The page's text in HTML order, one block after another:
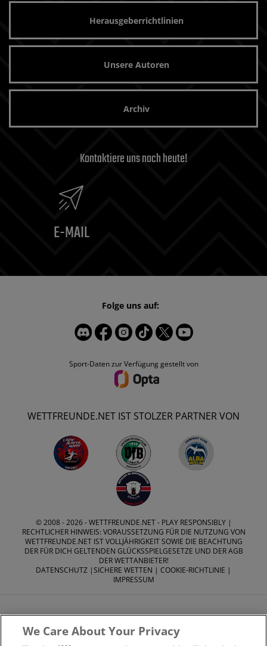
Herausgeberrichtlinien
Unsere Autoren
Archiv
Kontaktiere uns noch heute!
E-MAIL
Sport-Daten zur Verfügung gestellt von
Folge uns auf:
WETTFREUNDE.NET IST STOLZER PARTNER VON
© 2008 - 2026 -WETTFREUNDE.NET- PLAY RESPONSIBLY |
RECHTLICHER HINWEIS: VORAUSSETZUNG FÜR DIE NUTZUNG VON
WETTFREUNDE.NET IST VOLLJÄHRIGKEIT SOWIE DIE BEACHTUNG
DER FÜR DICH GELTENDEN GLÜCKSSPIELGESETZE UND DER AGB
DER WETTANBIETER!
DATENSCHUTZ |SICHERE WETTEN | COOKIE-RICHTLINIE |
IMPRESSUM
We Care About Your Privacy